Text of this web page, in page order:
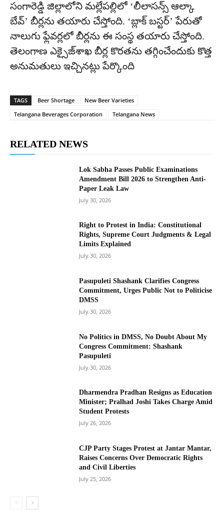
సంగారెడ్డి జిల్లాలోని మల్లేపల్లిలో ‘లీలాసన్స్‌ ఆల్కా
బేవ్‌’ బీర్లను తయారు చేస్తోంది. ‘బ్లాక్‌ బస్టర్‌’ పేరుతో
నాలుగు ఫ్లేవర్లలో బీర్లను ఈ సంస్థ తయారు చేస్తోంది.
తెలంగాణ ఎక్సైజ్‌శాఖ బీర్ల కొరతను తగ్గించేందుకు కొత్త
అనుమతులు ఇచ్చినట్లు పేర్కొంది
TAGS Beer Shortage
New Beer Varieties
Telangana Beverages Corporation
Telangana News
RELATED NEWS
Lok Sabha Passes Public Examinations
Amendment Bill 2026 to Strengthen Anti-
Paper Leak Law
July 30, 2026
Right to Protest in India: Constitutional
Rights, Supreme Court Judgments & Legal
Limits Explained
July 30, 2026
Pasupuleti Shashank Clarifies Congress
Commitment, Urges Public Not to Politicise
DMSS
July 30, 2026
No Politics in DMSS, No Doubt About My
Congress Commitment: Shashank
Pasupuleti
July 30, 2026
Dharmendra Pradhan Resigns as Education
Minister; Pralhad Joshi Takes Charge Amid
Student Protests
July 26, 2026
CJP Party Stages Protest at Jantar Mantar,
Raises Concerns Over Democratic Rights
and Civil Liberties
July 25, 2026